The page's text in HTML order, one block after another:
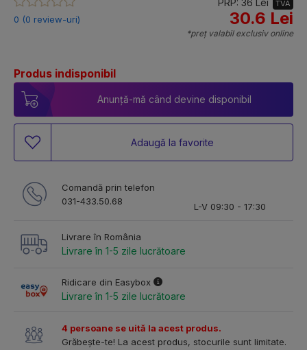
0 (0 review-uri)
PRP: 36 Lei TVA
30.6 Lei
*preț valabil exclusiv online
Produs indisponibil
Anunță-mă când devine disponibil
Adaugă la favorite
Comandă prin telefon
031-433.50.68
L-V 09:30 - 17:30
Livrare în România
Livrare în 1-5 zile lucrătoare
Ridicare din Easybox
Livrare în 1-5 zile lucrătoare
4 persoane se uită la acest produs.
Grăbește-te! La acest produs, stocurile sunt limitate.